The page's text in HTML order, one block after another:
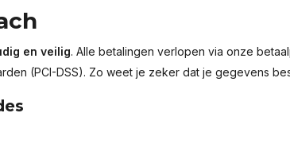
en veilig. Alle betalingen verlopen via onze
(PCI-DSS). Zo weet je zeker dat je gegevens